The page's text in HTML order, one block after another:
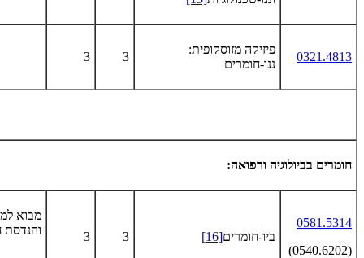
0321.4813
פיזיקה מזוסקופית:
ננו-חומרים
3
3
חומרים בביולוגיה ורפואה:
0581.5314
(0540.6202)
ביו-חומרים[16]
3
3
מבוא
והנדסת